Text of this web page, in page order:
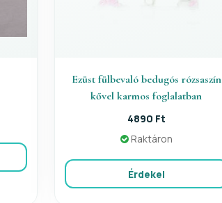
Ezüst fülbevaló bedugós rózsaszín
kővel karmos foglalatban
4890 Ft
Raktáron
Érdekel